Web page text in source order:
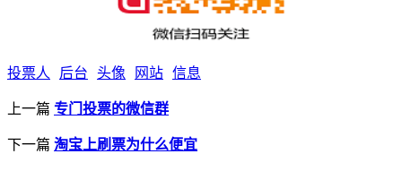
投票人 后台 头像 网站 信息
上一篇 专门投票的微信群
下一篇 淘宝上刷票为什么便宜